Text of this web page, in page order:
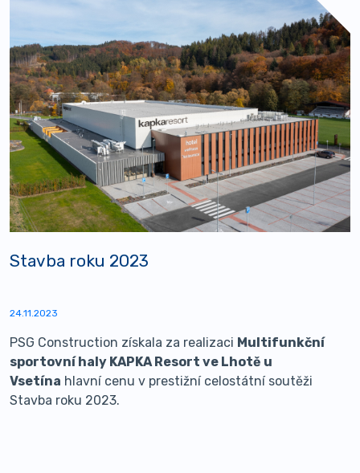
Stavba roku 2023
24.11.2023
PSG Construction získala za realizaci Multifunkční
sportovní haly KAPKA Resort ve Lhotě u
Vsetína hlavní cenu v prestižní celostátní soutěži
Stavba roku 2023.